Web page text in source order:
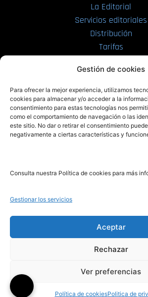
Gestión de cookies
Para ofrecer la mejor experiencia, utilizamos
cookies para almacenar y/o acceder a la
consentimiento para estas tecnologías nos
como el comportamiento de navegación o las
este sitio. No dar o retirar el consentimiento
negativamente a ciertas características y
Consulta nuestra Política de cookies para más
Gestionar los servicios
Aceptar
Rechazar
Ver preferencias
Política de cookiesPolitica de
La Editorial
Servicios editoriales
Distribución
Tarifas
PRL | Films
PRL | Play
PRL | LAB
Noticias
Legal
Aviso Legal
Política de Cookies
Política de Privacidad